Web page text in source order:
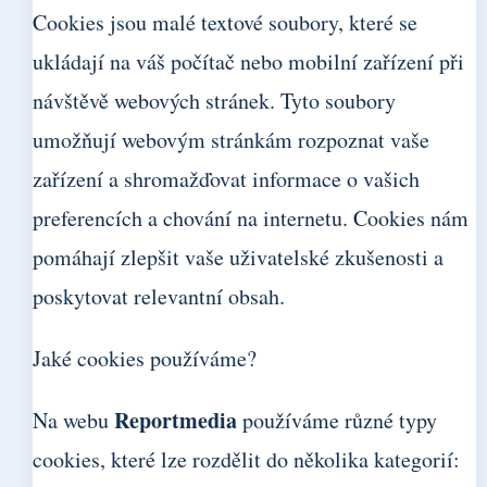
Cookies jsou malé textové soubory, které se
ukládají na váš počítač nebo mobilní zařízení při
návštěvě webových stránek. Tyto soubory
umožňují webovým stránkám rozpoznat vaše
zařízení a shromažďovat informace o vašich
preferencích a chování na internetu. Cookies nám
pomáhají zlepšit vaše uživatelské zkušenosti a
poskytovat relevantní obsah.
Jaké cookies používáme?
Na webuReportmediapoužíváme různé typy
cookies, které lze rozdělit do několika kategorií: